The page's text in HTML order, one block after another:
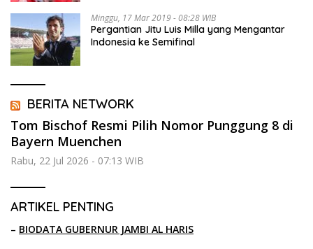
Minggu, 17 Mar 2019 - 08:28 WIB
Pergantian Jitu Luis Milla yang Mengantar
Indonesia ke Semifinal
BERITA NETWORK
Tom Bischof Resmi Pilih Nomor Punggung 8 di
Bayern Muenchen
Rabu, 22 Jul 2026 - 07:13 WIB
ARTIKEL PENTING
– BIODATA GUBERNUR JAMBI AL HARIS